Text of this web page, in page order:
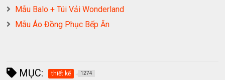
Mẫu Balo + Túi Vải Wonderland
Mẫu Áo Đồng Phục Bếp Ăn
MỤC: thiết kế 1274